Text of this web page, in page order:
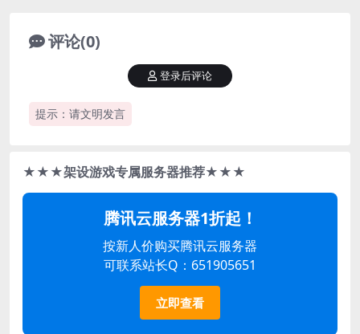
评论(0)
提示：请文明发言
登录后评论
★★★架设游戏专属服务器推荐★★★
腾讯云服务器1折起！
按新人价购买腾讯云服务器
可联系站长Q：651905651
立即查看